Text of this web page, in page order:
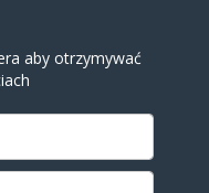
aby otrzymywać